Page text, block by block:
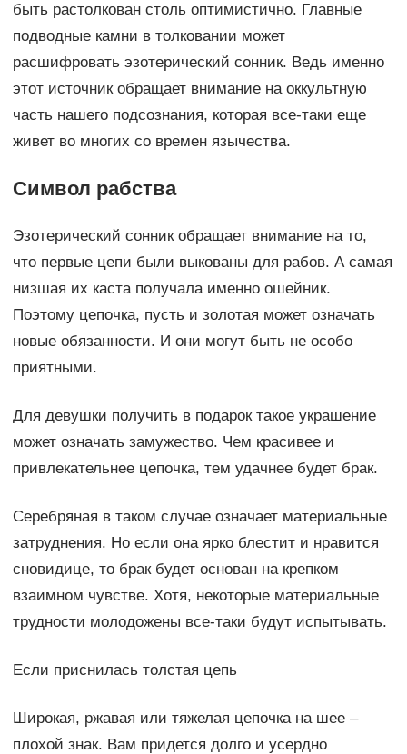
быть растолкован столь оптимистично. Главные
подводные камни в толковании может
расшифровать эзотерический сонник. Ведь именно
этот источник обращает внимание на оккультную
часть нашего подсознания, которая все-таки еще
живет во многих со времен язычества.
Символ рабства
Эзотерический сонник обращает внимание на то,
что первые цепи были выкованы для рабов. А самая
низшая их каста получала именно ошейник.
Поэтому цепочка, пусть и золотая может означать
новые обязанности. И они могут быть не особо
приятными.
Для девушки получить в подарок такое украшение
может означать замужество. Чем красивее и
привлекательнее цепочка, тем удачнее будет брак.
Серебряная в таком случае означает материальные
затруднения. Но если она ярко блестит и нравится
сновидице, то брак будет основан на крепком
взаимном чувстве. Хотя, некоторые материальные
трудности молодожены все-таки будут испытывать.
Если приснилась толстая цепь
Широкая, ржавая или тяжелая цепочка на шее –
плохой знак. Вам придется долго и усердно